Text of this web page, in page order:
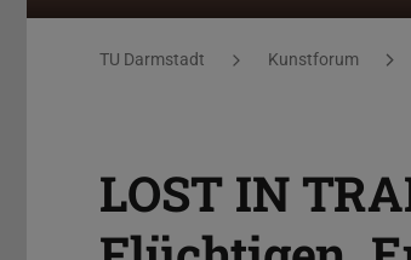
Sie befinden sich hier:
TU Darmstadt Kunstforum
LOST IN